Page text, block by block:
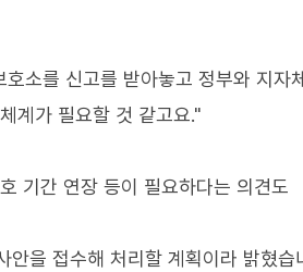
소를 신고를 받아놓고 정부와 지자
계가 필요할 것 같고요."
기간 연장 등이 필요하다는 의견도
을 접수해 처리할 계획이라 밝혔습